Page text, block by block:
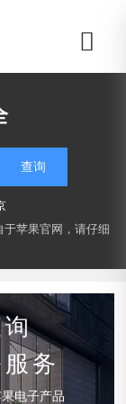
查询
苹果官网，请仔细
询
务
果电子产品